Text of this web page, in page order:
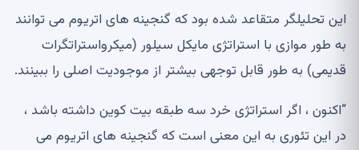
این تحلیلگر متقاعد شده بود که گنجینه های اتریوم می توانند
به طور موازی با استراتژی مایکل سیلور (میکرواستراتگرات
قدیمی) به طور قابل توجهی بیشتر از موجودیت اصلی را ببینند.
“اکنون ، اگر استراتژی خرد سه طبقه بیت کوین داشته باشد ،
در این تئوری به این معنی است که گنجینه های اتریوم می